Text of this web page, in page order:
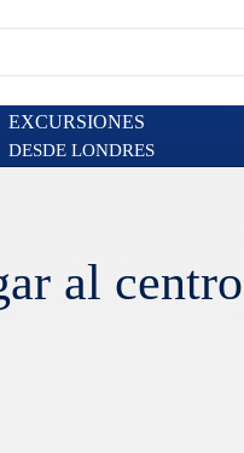
EXCURSIONES
DESDE LONDRES
al